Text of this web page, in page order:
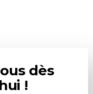
dès
!